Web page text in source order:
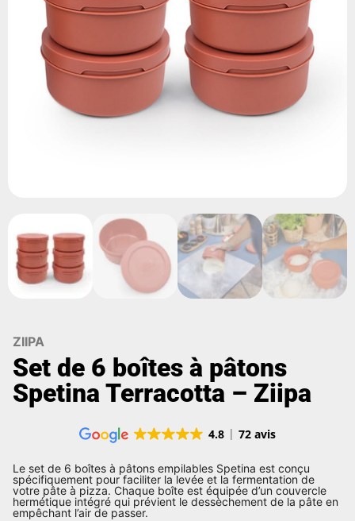
ZIIPA
Set de 6 boîtes à pâtons
Spetina Terracotta – Ziipa
4.8 72 avis
Le set de 6 boîtes à pâtons empilables Spetina est conçu
spécifiquement pour faciliter la levée et la fermentation de
votre pâte à pizza. Chaque boîte est équipée d’un couvercle
hermétique intégré qui prévient le dessèchement de la pâte en
empêchant l’air de passer.